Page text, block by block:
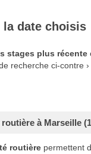
la date choisis
stages plus récente
recherche ci-contre ›
à Marseille
routière permettent